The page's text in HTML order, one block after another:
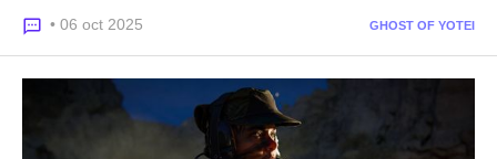
• 06 oct 2025 GHOST OF YOTEI